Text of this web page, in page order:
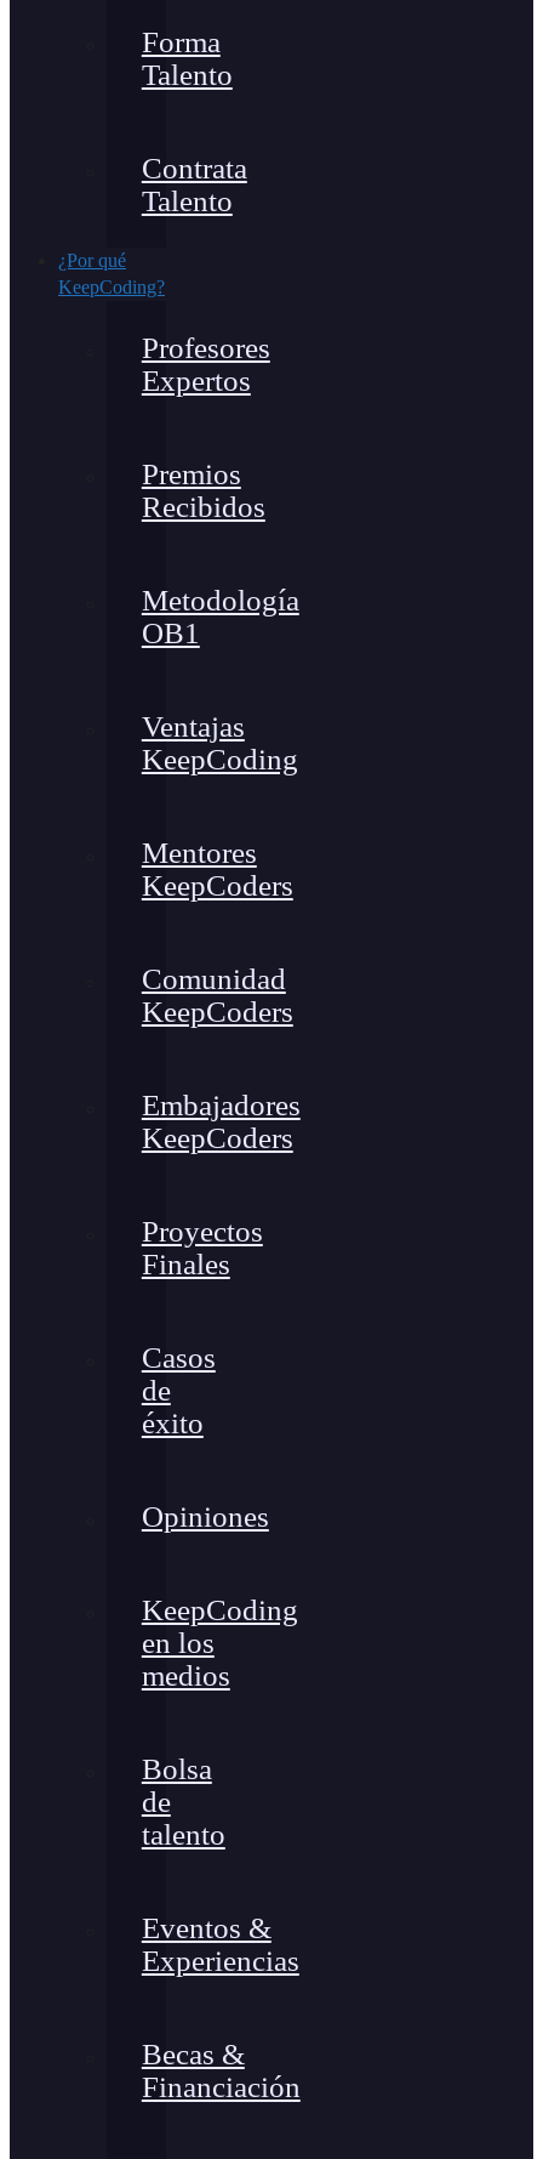
Forma
Talento
Contrata
Talento
¿Por qué
KeepCoding?
Profesores
Expertos
Premios
Recibidos
Metodología
OB1
Ventajas
KeepCoding
Mentores
KeepCoders
Comunidad
KeepCoders
Embajadores
KeepCoders
Proyectos
Finales
Casos
de
éxito
Opiniones
KeepCoding
en los
medios
Bolsa
de
talento
Eventos &
Experiencias
Becas &
Financiación